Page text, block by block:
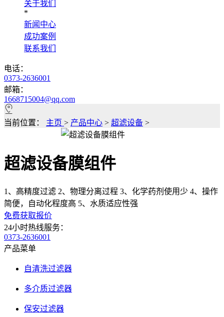
关于我们
*
新闻中心
成功案例
联系我们
电话：
0373-2636001
邮箱：
1668715004@qq.com
当前位置： 主页 > 产品中心 > 超滤设备 >
超滤设备膜组件
1、高精度过滤 2、物理分离过程 3、化学药剂使用少 4、操作
简便，自动化程度高 5、水质适应性强
免费获取报价
24小时热线服务：
0373-2636001
产品菜单
自清洗过滤器
多介质过滤器
保安过滤器